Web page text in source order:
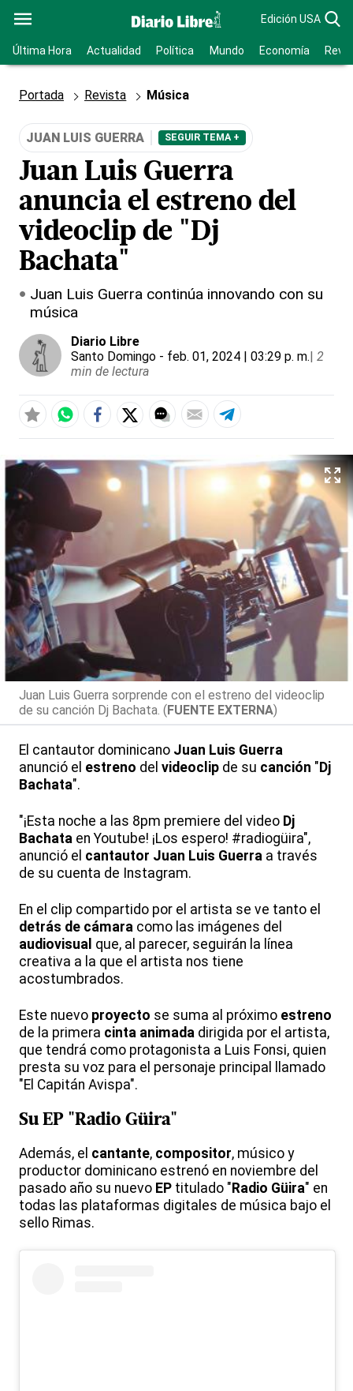
Edición USA
Última Hora Actualidad Política Mundo Economía
Portada Revista Música
JUAN LUIS GUERRA SEGUIR TEMA +
Juan Luis Guerra
anuncia el estreno del
videoclip de "Dj
Bachata"
Juan Luis Guerra continúa innovando con su
música
Diario Libre
Santo Domingo - feb. 01, 2024 | 03:29 p. m.| 2
min de lectura
Juan Luis Guerra sorprende con el estreno del videoclip
de su canción Dj Bachata. (FUENTE EXTERNA)
El cantautor dominicano Juan Luis Guerra
anunció el estreno del videoclip de su canción " Dj
Bachata".
"¡Esta noche a las 8pm premiere del video Dj
Bachata en Youtube! ¡Los espero! #radiogüira",
anunció el cantautor Juan Luis Guerra a través
de su cuenta de Instagram.
En el clip compartido por el artista se ve tanto el
detrás de cámara como las imágenes del
audiovisual que, al parecer, seguirán la línea
creativa a la que el artista nos tiene
acostumbrados.
Este nuevo proyecto se suma al próximo estreno
de la primera cinta animada dirigida por el artista,
que tendrá como protagonista a Luis Fonsi, quien
presta su voz para el personaje principal llamado
"El Capitán Avispa".
SuEP "Radio Güira"
Además, el cantante, compositor, músico y
productor dominicano estrenó en noviembre del
pasado año su nuevo EP titulado " Radio Güira" en
todas las plataformas digitales de música bajo el
sello Rimas.